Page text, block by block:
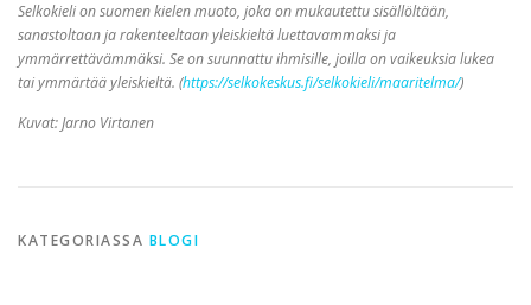
Selkokieli on suomen kielen muoto, joka on mukautettu sisällöltään,
sanastoltaan ja rakenteeltaan yleiskieltä luettavammaksi ja
ymmärrettävämmäksi. Se on suunnattu ihmisille, joilla on vaikeuksia lukea
tai ymmärtää yleiskieltä. (https://selkokeskus.fi/selkokieli/maaritelma/)
Kuvat: Jarno Virtanen
KATEGORIASSA BLOGI